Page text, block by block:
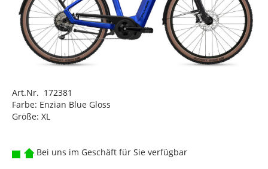
Art.Nr. 172381
Farbe: Enzian Blue Gloss
Größe: XL
Bei uns im Geschäft für Sie verfügbar